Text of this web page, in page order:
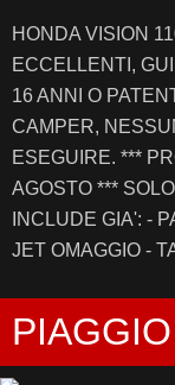
HONDA VISION
ECCELLENTI,
16 ANNI O
CAMPER,
ESEGUIRE. ***
AGOSTO ***
INCLUDE GIA': -
JET OMAGGIO -